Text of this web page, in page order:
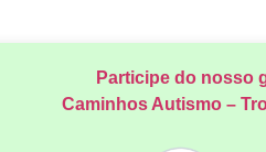
Participe do nosso
Caminhos Autismo –